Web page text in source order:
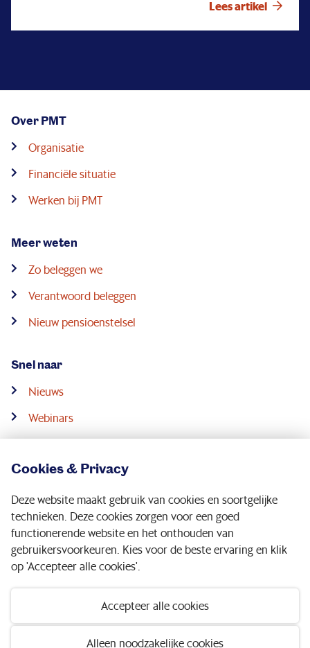
Cookies & Privacy
Deze website maakt gebruik van cookies en soortgelijke
technieken. Deze cookies zorgen voor een goed
functionerende website en het onthouden van
gebruikersvoorkeuren. Kies voor de beste ervaring en klik
op 'Accepteer alle cookies'.
Accepteer alle cookies
Alleen noodzakelijke cookies
Lees artikel
Over PMT
Organisatie
Financiële situatie
Werken bij PMT
Meer weten
Zo beleggen we
Verantwoord beleggen
Nieuw pensioenstelsel
Snel naar
Nieuws
Webinars
Downloads
Service & contact
Volg ons op: